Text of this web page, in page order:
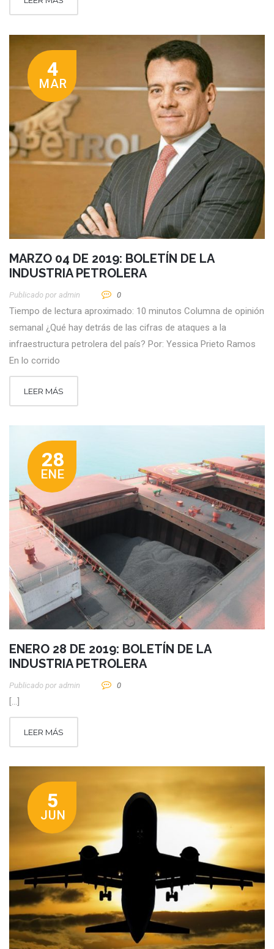
4
MAR
MARZO 04 DE 2019: BOLETÍN DE LA
INDUSTRIA PETROLERA
Publicado por Admin 0
Tiempo de lectura aproximado: 10 minutos Columna de opinión
semanal ¿Qué hay detrás de las cifras de ataques a la
infraestructura petrolera del país? Por: Yessica Prieto Ramos
En lo corrido
LEER MÁS
28
ENE
ENERO 28 DE 2019: BOLETÍN DE LA
INDUSTRIA PETROLERA
Publicado por Admin 0
[…]
LEER MÁS
5
JUN